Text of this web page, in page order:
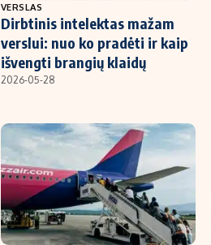
VERSLAS
Dirbtinis intelektas mažam
verslui: nuo ko pradėti ir kaip
išvengti brangių klaidų
2026-05-28